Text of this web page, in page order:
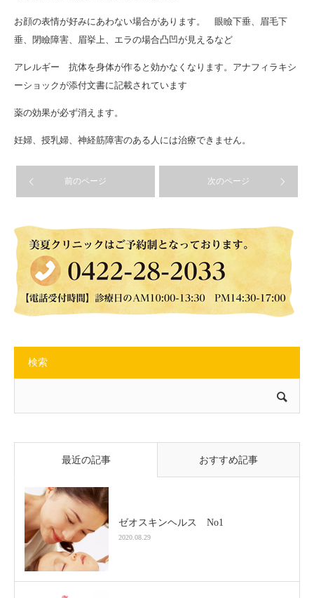
お顔の表情が好みにあわない場合があります。 眼瞼下垂、眉毛下
垂、閉瞼障害、眉挙上、エラの場合凸凹が見えるなど
アレルギー 抗体を身体が作ると効かなくなります。アナフィラキシ
ーショックが添付文書に記載されています
薬の効果が必ず消えます。
妊婦、授乳婦、神経筋障害のある人には治療できません。
前のページ 次のページ
検索
最近の記事 おすすめ記事
ゼオスキンヘルス No1
2020.08.29